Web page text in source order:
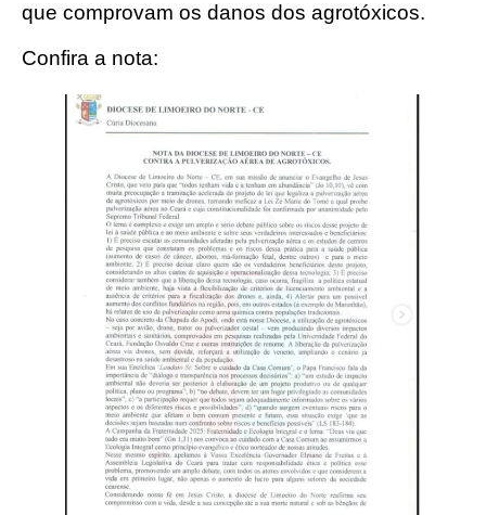
que comprovam os danos dos agrotóxicos.
Confira a nota: